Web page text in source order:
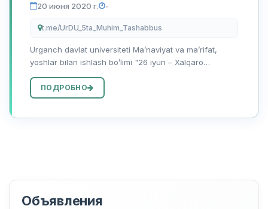
20 июня 2020 г. -
t.me/UrDU_5ta_Muhim_Tashabbus
Urganch davlat universiteti Maʼnaviyat va maʼrifat,
yoshlar bilan ishlash boʼlimi "26 iyun – Xalqaro
bilan 2020 yilning 20 iyunidan 26 iyuniga qadar talaba-
yoshlar oʼrtasida...
ПОДРОБНО
Объявления